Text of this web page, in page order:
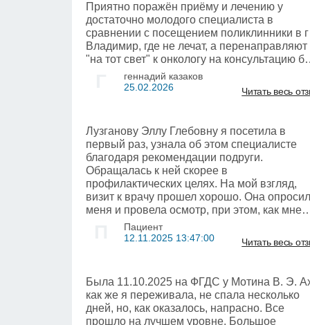
Приятно поражён приёму и лечению у
достаточно молодого специалиста в
сравнении с посещением поликлинники в г
Владимир, где не лечат, а перенаправляют
"на тот свет" к онкологу на консультацию
оснований.
Благодарен Дерявиной М.А за
геннадий казаков
25.02.2026
Читать весь
Лузганову Эллу Глебовну я посетила в
первый раз, узнала об этом специалисте
благодаря рекомендации подруги.
Обращалась к ней скорее в
профилактических целях. На мой взгляд,
визит к врачу прошел хорошо. Она
меня и провела осмотр, при этом, как мне
показалось, действовала аккуратно. В
общении Элла Глебовна проявила себя
вежливый и добрый специалист, к тому же
сказать, что во время приема я не
никакого дискомфорта. В итоге доктор
мне рекомендации и выписала
а также мы запланировали следующий
Пациент
12.11.2025 13:47:00
Читать весь
Была 11.10.2025 на ФГДС​ у Мотина В. Э.
как же я переживала, не спала несколько
дней, но, как оказалось, напрасно. Все
прошло на лучшем уровне. Большое